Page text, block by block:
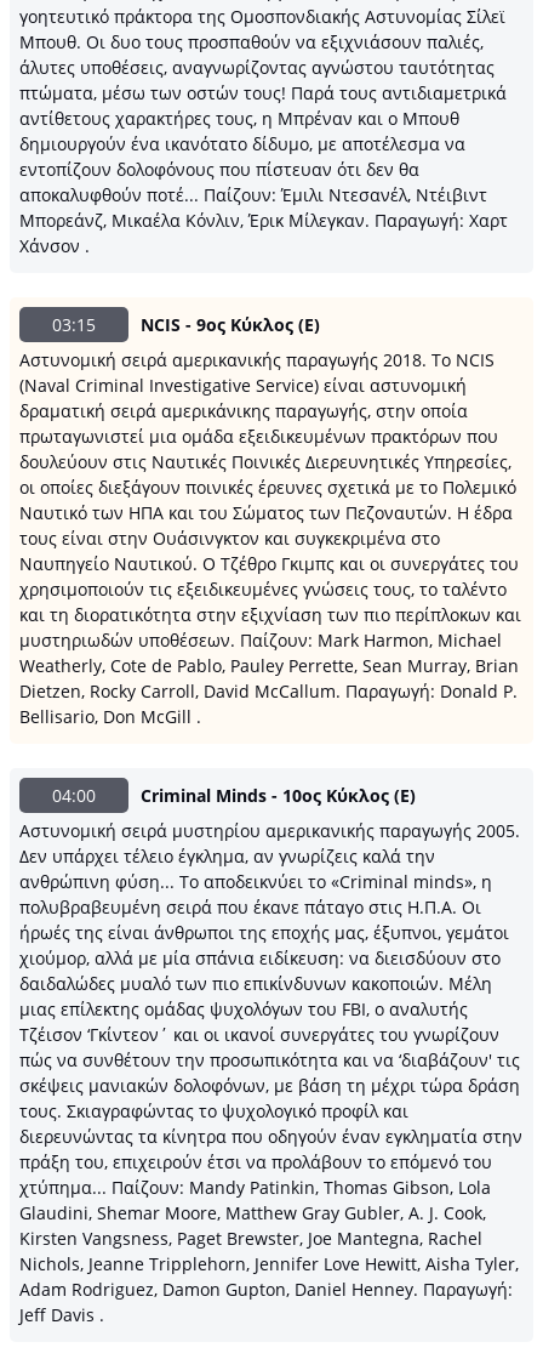
γοητευτικό πράκτορα της Ομοσπονδιακής Αστυνομίας Σίλεϊ
Μπουθ. Οι δυο τους προσπαθούν να εξιχνιάσουν παλιές,
άλυτες υποθέσεις, αναγνωρίζοντας αγνώστου ταυτότητας
πτώματα, μέσω των οστών τους! Παρά τους αντιδιαμετρικά
αντίθετους χαρακτήρες τους, η Μπρέναν και ο Μπουθ
δημιουργούν ένα ικανότατο δίδυμο, με αποτέλεσμα να
εντοπίζουν δολοφόνους που πίστευαν ότι δεν θα
αποκαλυφθούν ποτέ... Παίζουν: Έμιλι Ντεσανέλ, Ντέιβιντ
Μπορεάνζ, Μικαέλα Κόνλιν, Έρικ Μίλεγκαν. Παραγωγή: Χαρτ
Χάνσον .
03:15
NCIS - 9ος Κύκλος (Ε)
Αστυνομική σειρά αμερικανικής παραγωγής 2018. Το NCIS
(Naval Criminal Investigative Service) είναι αστυνομική
δραματική σειρά αμερικάνικης παραγωγής, στην οποία
πρωταγωνιστεί μια ομάδα εξειδικευμένων πρακτόρων που
δουλεύουν στις Ναυτικές Ποινικές Διερευνητικές Υπηρεσίες,
οι οποίες διεξάγουν ποινικές έρευνες σχετικά με το Πολεμικό
Ναυτικό των ΗΠΑ και του Σώματος των Πεζοναυτών. Η έδρα
τους είναι στην Ουάσινγκτον και συγκεκριμένα στο
Ναυπηγείο Ναυτικού. Ο Τζέθρο Γκιμπς και οι συνεργάτες του
χρησιμοποιούν τις εξειδικευμένες γνώσεις τους, το ταλέντο
και τη διορατικότητα στην εξιχνίαση των πιο περίπλοκων και
μυστηριωδών υποθέσεων. Παίζουν: Mark Harmon, Michael
Weatherly, Cote de Pablo, Pauley Perrette, Sean Murray, Brian
Dietzen, Rocky Carroll, David McCallum. Παραγωγή: Donald P.
Bellisario, Don McGill .
04:00
Criminal Minds - 10ος Κύκλος (Ε)
Αστυνομική σειρά μυστηρίου αμερικανικής παραγωγής 2005.
Δεν υπάρχει τέλειο έγκλημα, αν γνωρίζεις καλά την
ανθρώπινη φύση... Το αποδεικνύει το «Criminal minds», η
πολυβραβευμένη σειρά που έκανε πάταγο στις Η.Π.Α. Οι
ήρωές της είναι άνθρωποι της εποχής μας, έξυπνοι, γεμάτοι
χιούμορ, αλλά με μία σπάνια ειδίκευση: να διεισδύουν στο
δαιδαλώδες μυαλό των πιο επικίνδυνων κακοποιών. Μέλη
μιας επίλεκτης ομάδας ψυχολόγων του FBI, ο αναλυτής
Τζέισον ‘Γκίντεον΄ και οι ικανοί συνεργάτες του γνωρίζουν
πώς να συνθέτουν την προσωπικότητα και να ‘διαβάζουν' τις
σκέψεις μανιακών δολοφόνων, με βάση τη μέχρι τώρα δράση
τους. Σκιαγραφώντας το ψυχολογικό προφίλ και
διερευνώντας τα κίνητρα που οδηγούν έναν εγκληματία στην
πράξη του, επιχειρούν έτσι να προλάβουν το επόμενό του
χτύπημα... Παίζουν: Mandy Patinkin, Thomas Gibson, Lola
Glaudini, Shemar Moore, Matthew Gray Gubler, A. J. Cook,
Kirsten Vangsness, Paget Brewster, Joe Mantegna, Rachel
Nichols, Jeanne Tripplehorn, Jennifer Love Hewitt, Aisha Tyler,
Adam Rodriguez, Damon Gupton, Daniel Henney. Παραγωγή:
Jeff Davis .